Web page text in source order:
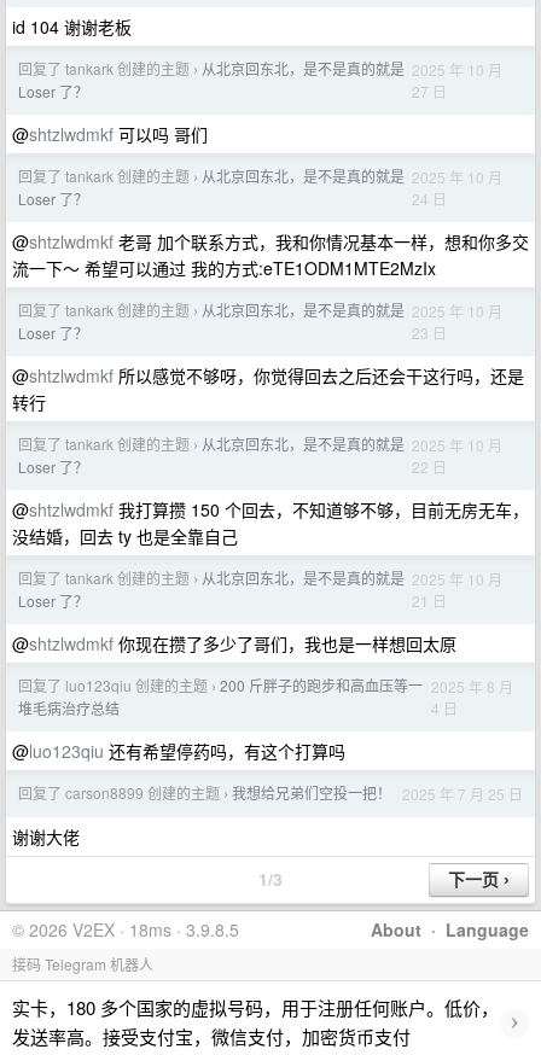
id 104 谢谢老板
回复了 tankark 创建的主题 › 从北京回东北，是不是真的就是
Loser 了？
2025 年 10 月
27 日
@shtzlwdmkf 可以吗 哥们
回复了 tankark 创建的主题 › 从北京回东北，是不是真的就是
Loser 了？
2025 年 10 月
24 日
@shtzlwdmkf 老哥 加个联系方式，我和你情况基本一样，想和你多交
流一下～ 希望可以通过 我的方式:eTE1ODM1MTE2MzIx
回复了 tankark 创建的主题 › 从北京回东北，是不是真的就是
Loser 了？
2025 年 10 月
23 日
@shtzlwdmkf 所以感觉不够呀，你觉得回去之后还会干这行吗，还是
转行
回复了 tankark 创建的主题 › 从北京回东北，是不是真的就是
Loser 了？
2025 年 10 月
22 日
@shtzlwdmkf 我打算攒 150 个回去，不知道够不够，目前无房无车，
没结婚，回去 ty 也是全靠自己
回复了 tankark 创建的主题 › 从北京回东北，是不是真的就是
Loser 了？
2025 年 10 月
21 日
@shtzlwdmkf 你现在攒了多少了哥们，我也是一样想回太原
回复了 luo123qiu 创建的主题 › 200 斤胖子的跑步和高血压等一
堆毛病治疗总结
2025 年 8 月
4 日
@luo123qiu 还有希望停药吗，有这个打算吗
回复了 carson8899 创建的主题 › 我想给兄弟们空投一把！ 2025 年 7 月 25 日
谢谢大佬
1/3
About · Language
© 2026 V2EX · 18ms · 3.9.8.5
接码 Telegram 机器人
实卡，180 多个国家的虚拟号码，用于注册任何账户。低价，
发送率高。接受支付宝，微信支付，加密货币支付
›